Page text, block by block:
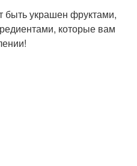
быть украшен фруктами,
которые вам